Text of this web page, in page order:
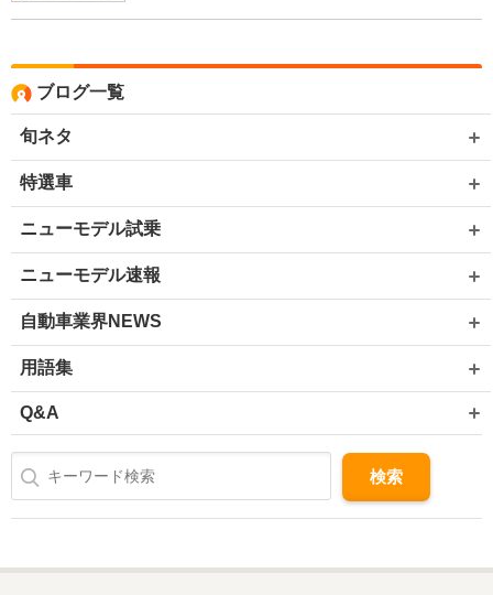
ブログ一覧
旬ネタ
特選車
ニューモデル試乗
ニューモデル速報
自動車業界NEWS
用語集
Q&A